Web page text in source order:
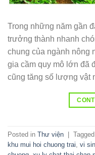
Trong những năm gần
trưởng thành nhanh
chung của ngành nông
gia cầm quy mô lớn đã
cũng tăng số lượng vật
Posted in Thư viện Tagged
khu mui hoi chuong trai, vi